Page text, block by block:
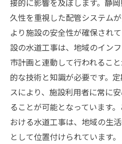
接的に影響を及ぼします。静
久性を重視した配管システム
より施設の安全性が確保され
設の水道工事は、地域のイン
市計画と連動して行われるこ
的な技術と知識が必要です。
スにより、施設利用者に常に
ることが可能となっています
おける水道工事は、地域の生
として位置付けられています。